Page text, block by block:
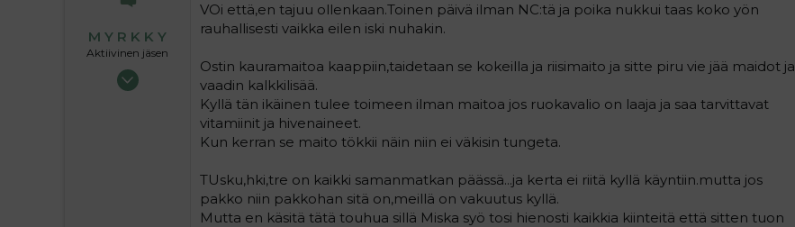
M Y R K K Y
Aktiivinen jäsen
03.12.2006
VOi että,en tajuu ollenkaan.Toinen päivä ilman NC:tä ja poika nukkui taas koko yön
rauhallisesti vaikka eilen iski nuhakin.
Ostin kauramaitoa kaappiin,taidetaan se kokeilla ja riisimaito ja sitte piru vie jää maidot ja
vaadin kalkkilisää.
Kyllä tän ikäinen tulee toimeen ilman maitoa jos ruokavalio on laaja ja saa tarvittavat
vitamiinit ja hivenaineet.
Kun kerran se maito tökkii näin niin ei väkisin tungeta.
TUsku,hki,tre on kaikki samanmatkan päässä...ja kerta ei riitä kyllä käyntiin.mutta jos
pakko niin pakkohan sitä on,meillä on vakuutus kyllä.
Mutta en käsitä tätä touhua sillä Miska syö tosi hienosti kaikkia kiinteitä että sitten tuon